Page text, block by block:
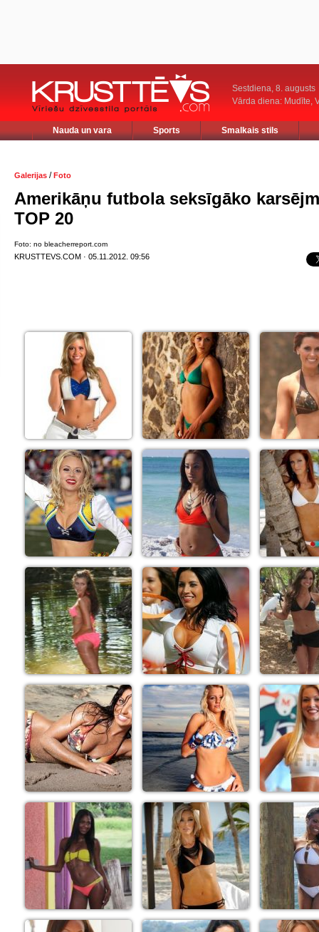
Sestdiena, 8. augusts
Vārda diena: Mudīte,
Nauda un vara Sports Smalkais stils
Galerijas /Foto
Amerikāņu futbola seksīgāko
TOP 20
Foto: no bleacherreport.com
KRUSTTEVS.COM · 05.11.2012. 09:56